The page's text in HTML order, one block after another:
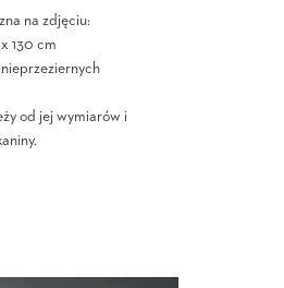
na zdjęciu:
130 cm
od jej wymiarów i